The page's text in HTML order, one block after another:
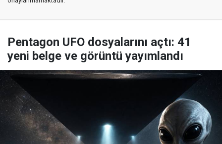
Pentagon UFO dosyalarını açtı: 41
yeni belge ve görüntü yayımlandı